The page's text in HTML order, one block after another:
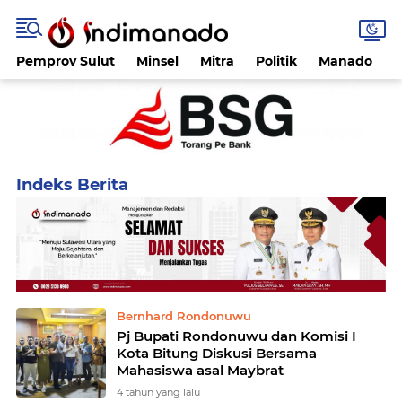
Pemprov Sulut Minsel Mitra Politik Manado
Bernhard Rondonuwu
Pj Bupati Rondonuwu dan Komisi I
Kota Bitung Diskusi Bersama
Mahasiswa asal Maybrat
4 tahun yang lalu